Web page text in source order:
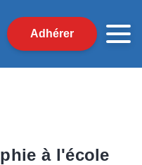
Adhérer
à l'école